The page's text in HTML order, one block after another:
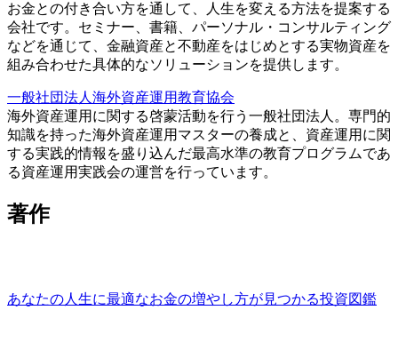
お金との付き合い方を通して、人生を変える方法を提案する
会社です。セミナー、書籍、パーソナル・コンサルティング
などを通じて、金融資産と不動産をはじめとする実物資産を
組み合わせた具体的なソリューションを提供します。
一般社団法人海外資産運用教育協会
海外資産運用に関する啓蒙活動を行う一般社団法人。専門的
知識を持った海外資産運用マスターの養成と、資産運用に関
する実践的情報を盛り込んだ最高水準の教育プログラムであ
る資産運用実践会の運営を行っています。
著作
あなたの人生に最適なお金の増やし方が見つかる投資図鑑